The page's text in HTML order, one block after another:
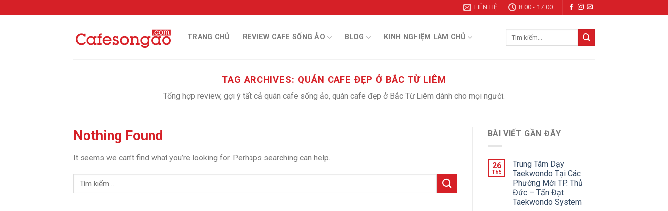
to
LIÊN HỆ 8:00 - 17:00
TRANG CHỦ REVIEW CAFE SỐNG ẢO BLOG KINH NGHIỆM LÀM CHỦ
TAG ARCHIVES: QUÁN CAFE ĐẸP Ở BẮC TỪ LIÊM
Tổng hợp review, gợi ý tất cả quán cafe sống ảo, quán cafe đẹp ở Bắc Từ Liêm dành cho mọi người.
Nothing Found
It seems we can’t find what you’re looking for. Perhaps searching can help.
BÀI VIẾT GẦN ĐÂY
26
Th5
Trung Tâm Dạy
Taekwondo Tại Các
Phường Mới TP. Thủ
Đức – Tấn Đạt
Taekwondo System